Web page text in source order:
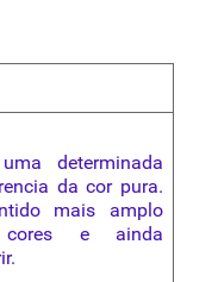
determinada
da cor pura.
mais amplo
cores e ainda